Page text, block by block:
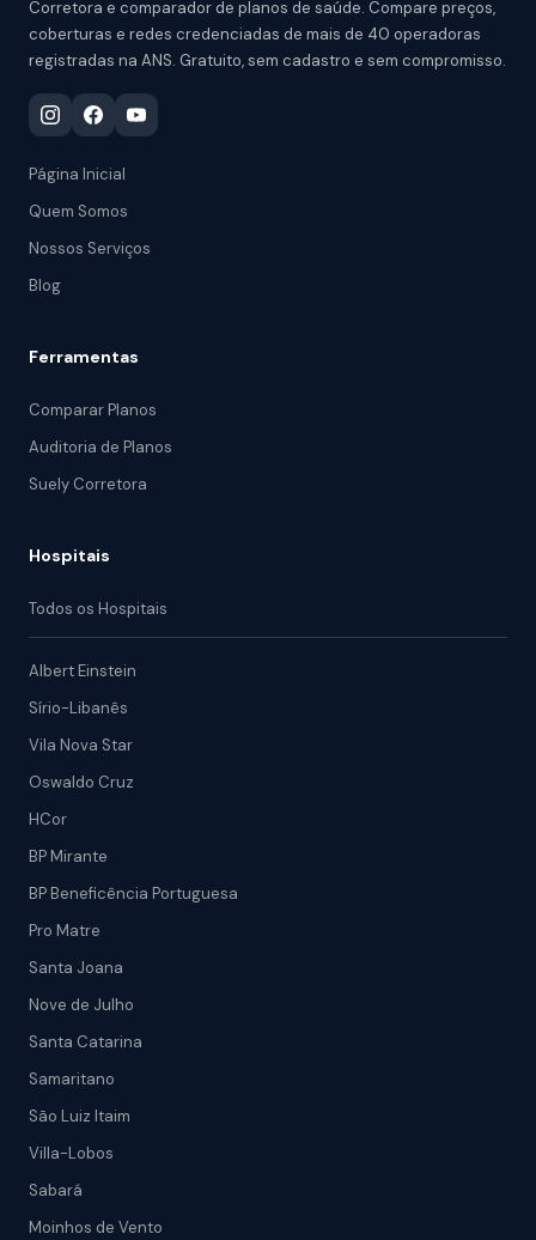
Corretora e comparador de planos de saúde. Compare preços,
coberturas e redes credenciadas de mais de 40 operadoras
registradas na ANS. Gratuito, sem cadastro e sem compromisso.
Página Inicial
Quem Somos
Nossos Serviços
Blog
Ferramentas
Comparar Planos
Auditoria de Planos
Suely Corretora
Hospitais
Todos os Hospitais
Albert Einstein
Sírio-Libanês
Vila Nova Star
Oswaldo Cruz
HCor
BP Mirante
BP Beneficência Portuguesa
Pro Matre
Santa Joana
Nove de Julho
Santa Catarina
Samaritano
São Luiz Itaim
Villa-Lobos
Sabará
Moinhos de Vento